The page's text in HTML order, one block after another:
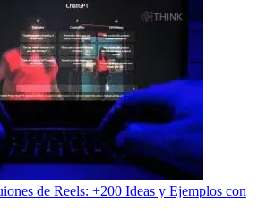
de Reels: +200 Ideas y Ejemplos con